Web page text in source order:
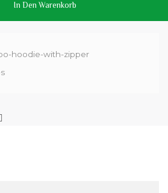
In Den Warenkorb
hoodie-with-zipper